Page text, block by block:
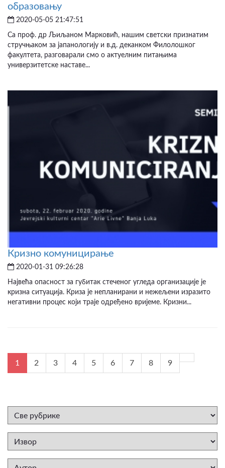
образовању
2020-05-05 21:47:51
Са проф. др Љиљаном Марковић, нашим светски признатим
стручњаком за јапанологију и в.д. деканком Филолошког
факултета, разговарали смо о актуелним питањима
универзитетске наставе...
Кризно комуницирање
2020-01-31 09:26:28
Највећа опасност за губитак стеченог угледа организације је
кризна ситуација. Криза је непланирани и нежељени изразито
негативни процес који траје одређено вријеме. Кризни...
1 2 3 4 5 6 7 8 9